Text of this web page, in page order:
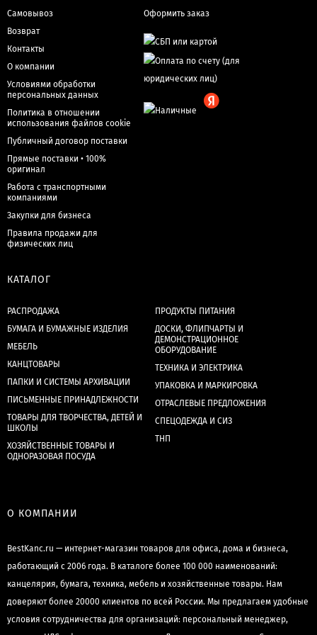
Самовывоз
Возврат
Контакты
О компании
Условиями обработки
персональных данных
Политика в отношении
использования файлов cookie
Публичный договор поставки
Прямые поставки • 100%
оригинал
Работа с транспортными
компаниями
Закупки для бизнеса
Правила продажи для
физических лиц
Оформить заказ
КАТАЛОГ
РАСПРОДАЖА
БУМАГА И БУМАЖНЫЕ ИЗДЕЛИЯ
МЕБЕЛЬ
КАНЦТОВАРЫ
ПАПКИ И СИСТЕМЫ АРХИВАЦИИ
ПИСЬМЕННЫЕ ПРИНАДЛЕЖНОСТИ
ТОВАРЫ ДЛЯ ТВОРЧЕСТВА, ДЕТЕЙ И
ШКОЛЫ
ХОЗЯЙСТВЕННЫЕ ТОВАРЫ И
ОДНОРАЗОВАЯ ПОСУДА
ПРОДУКТЫ ПИТАНИЯ
ДОСКИ, ФЛИПЧАРТЫ И
ДЕМОНСТРАЦИОННОЕ
ОБОРУДОВАНИЕ
ТЕХНИКА И ЭЛЕКТРИКА
УПАКОВКА И МАРКИРОВКА
ОТРАСЛЕВЫЕ ПРЕДЛОЖЕНИЯ
СПЕЦОДЕЖДА И СИЗ
ТНП
О КОМПАНИИ
BestKanc.ru — интернет-магазин товаров для офиса, дома и бизнеса,
работающий с 2006 года. В каталоге более 100 000 наименований:
канцелярия, бумага, техника, мебель и хозяйственные товары. Нам
доверяют более 20000 клиентов по всей России. Мы предлагаем удобные
условия сотрудничества для организаций: персональный менеджер,